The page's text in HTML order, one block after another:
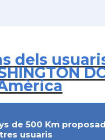
dels
de 500 Km
usuaris